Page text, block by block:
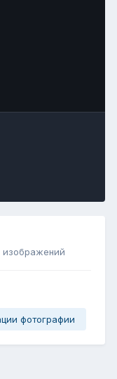
изображений
фотографии